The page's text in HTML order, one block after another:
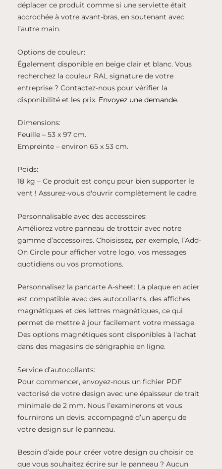
déplacer ce produit comme si une serviette était
accrochée à votre avant-bras, en soutenant avec
l’autre main.
Options de couleur:
Également disponible en beige clair et blanc. Vous
recherchez la couleur RAL signature de votre
entreprise ? Contactez-nous pour vérifier la
disponibilité et les prix. Envoyez une demande.
Dimensions:
Feuille – 53 x 97 cm.
Empreinte – environ 65 x 53 cm.
Poids:
18 kg – Ce produit est conçu pour bien supporter le
vent ! Assurez-vous d'ouvrir complètement le cadre.
Personnalisable avec des accessoires:
Améliorez votre panneau de trottoir avec notre
gamme d’accessoires. Choisissez, par exemple, l’Add-
On Circle pour afficher votre logo, vos messages
quotidiens ou vos promotions.
Personnalisez la pancarte A-sheet: La plaque en acier
est compatible avec des autocollants, des affiches
magnétiques et des lettres magnétiques, ce qui
permet de mettre à jour facilement votre message.
Des options magnétiques sont disponibles à l'achat
dans des magasins de sérigraphie en ligne.
Service d’autocollants:
Pour commencer, envoyez-nous un fichier PDF
vectorisé de votre design avec une épaisseur de trait
minimale de 2 mm. Nous l’examinerons et vous
fournirons un devis, accompagné d’un aperçu de
votre design sur le panneau.
Besoin d’aide pour créer votre design ou choisir ce
que vous souhaitez écrire sur le panneau ? Aucun